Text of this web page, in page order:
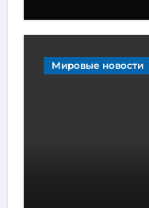
Мировые новости